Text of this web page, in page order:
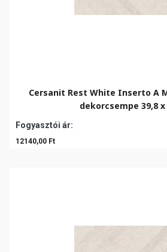
Cersanit Rest White Inserto A
dekorcsempe 39,8 x
Fogyasztói ár:
12140,00 Ft